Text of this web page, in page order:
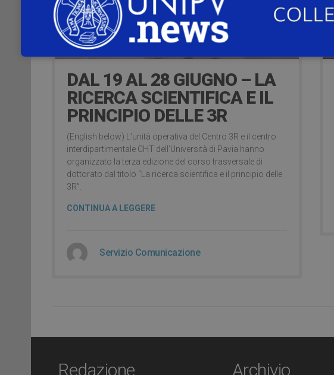
17 Giugno 2023
DAL 19 AL 28 GIUGNO – LA
RICERCA SCIENTIFICA E IL
PRINCIPIO DELLE 3R
(English below) L’unità operativa del Centro 3R e il centro
interdipartimentale CHT dell’Università di Pavia hanno
organizzato la terza edizione del corso trasversale di
dottorato dal titolo “La ricerca scientifica e il principio delle
3R”.
CONTINUA A LEGGERE
Servizio Comunicazione
Redazione Archivio